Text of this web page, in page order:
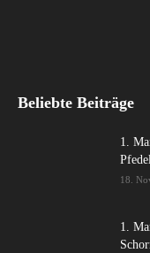
Beliebte Beiträge
1.
18.
1.